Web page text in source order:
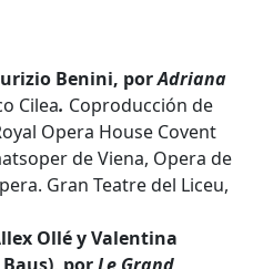
Benini, porAdriana
Cilea. Coproducción de
Opera House Covent
de Viena, Opera de
Gran Teatre del Liceu,
Ollé y Valentina